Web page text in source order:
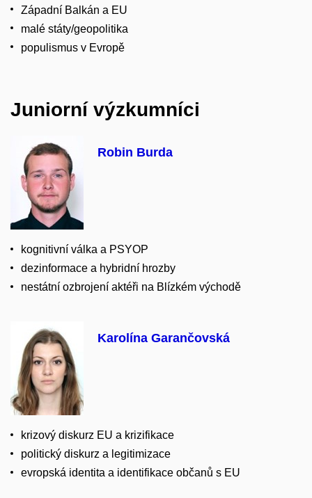
Západní Balkán a EU
malé státy/geopolitika
populismus v Evropě
Juniorní výzkumníci
Robin Burda
kognitivní válka a PSYOP
dezinformace a hybridní hrozby
nestátní ozbrojení aktéři na Blízkém východě
Karolína Garančovská
krizový diskurz EU a krizifikace
politický diskurz a legitimizace
evropská identita a identifikace občanů s EU